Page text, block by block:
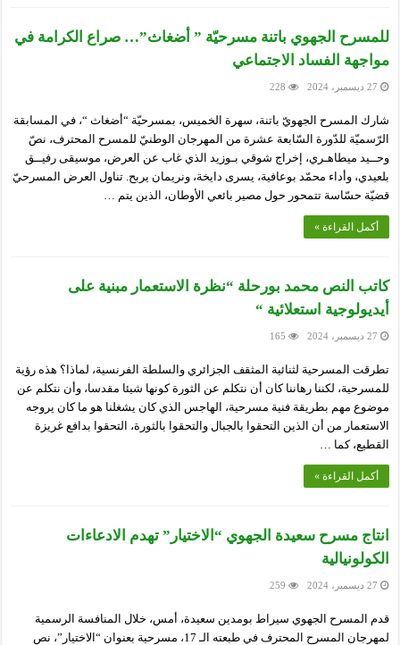
للمسرح الجهوي باتنة مسرحيّة ” أضغاث”… صراع الكرامة في
مواجهة الفساد الاجتماعي
27 ديسمبر، 2024 228
شارك المسرح الجهويّ باتنة، سهرة الخميس، بمسرحيّة “أضغاث “، في المسابقة
الرّسميّة للدّورة السّابعة عشرة من المهرجان الوطنيّ للمسرح المحترف، نصّ
وحــيد ميطاهـري، إخراج شوقي بـوزيد الذي غاب عن العرض، موسيقى رفيــق
بلعيدي، وأداء محمّد بوعافية، يسرى دايخة، ونريمان يربح. تناول العرض المسرحيّ
قضيّة حسّاسة تتمحور حول مصير بائعي الأوطان، الذين يتم …
أكمل القراءة »
كاتب النص محمد بورحلة “نظرة الاستعمار مبنية على
أيديولوجية استعلائية “
27 ديسمبر، 2024 165
تطرقت المسرحية لثنائية المثقف الجزائري والسلطة الفرنسية، لماذا؟ هذه رؤية
للمسرحية، لكننا رهاننا كان أن نتكلم عن الثورة كونها شيئا مقدسا، وأن نتكلم عن
موضوع مهم بطريقة فنية مسرحية، الهاجس الذي كان يشغلنا هو ما كان يروجه
الاستعمار من أن الذين التحقوا بالجبال والتحقوا بالثورة، التحقوا بدافع غريزة
القطيع، كما …
أكمل القراءة »
انتاج مسرح سعيدة الجهوي “الاختيار” تهدم الادعاءات
الكولونيالية
27 ديسمبر، 2024 259
قدم المسرح الجهوي سيراط بومدين سعيدة، أمس، خلال المنافسة الرسمية
لمهرجان المسرح المحترف في طبعته الـ 17، مسرحية بعنوان “الاختيار”، نص